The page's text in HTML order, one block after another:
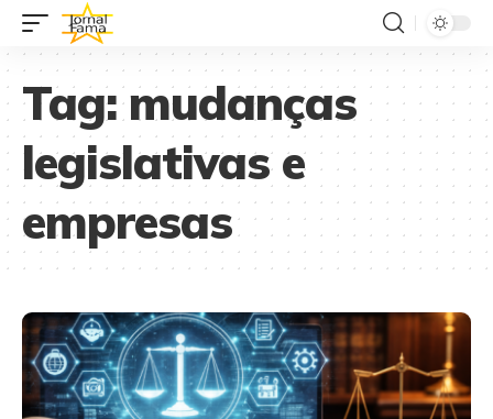
Tag:mudanças
legislativas e
empresas